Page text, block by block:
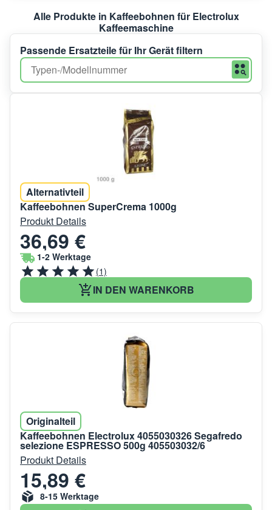
Alle Produkte in Kaffeebohnen für Electrolux
Kaffeemaschine
Passende Ersatzteile für Ihr Gerät filtern
Alternativteil
Kaffeebohnen SuperCrema 1000g
Produkt Details
36,69 €
1-2 Werktage
(1)
IN DEN WARENKORB
Originalteil
Kaffeebohnen Electrolux 4055030326 Segafredo
selezione ESPRESSO 500g 405503032/6
Produkt Details
15,89 €
8-15 Werktage